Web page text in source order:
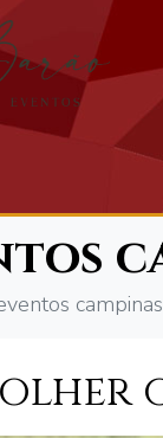
campinas